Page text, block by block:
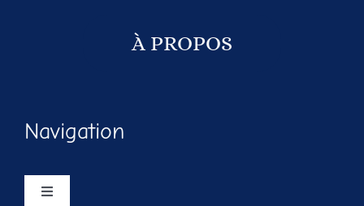
À PROPOS
Navigation
Navigation